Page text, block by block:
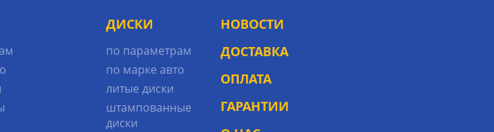
ДИСКИ
по параметрам
по марке авто
литые диски
штампованные
диски
НОВОСТИ
ДОСТАВКА
ОПЛАТА
ГАРАНТИИ